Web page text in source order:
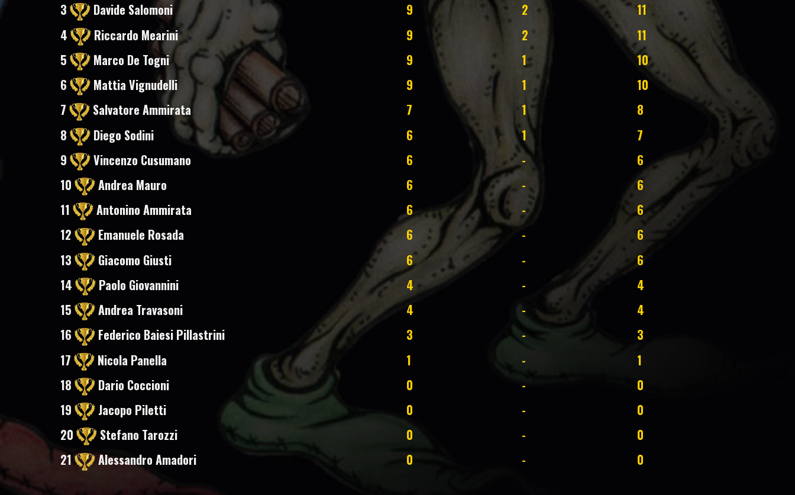
3
Davide Salomoni 9 2
11
4
Riccardo Mearini 9 2
11
5
Marco De Togni 9 1
10
6
Mattia Vignudelli 9 1
10
7
Salvatore Ammirata 7 1
8
8
Diego Sodini 6 1
7
9
Vincenzo Cusumano 6 -
6
10
Andrea Mauro 6 -
6
11
Antonino Ammirata 6 -
6
12
Emanuele Rosada 6 -
6
13
Giacomo Giusti 6 -
6
14
Paolo Giovannini 4 -
4
15
Andrea Travasoni 4 -
4
16
Federico Baiesi Pillastrini 3 -
3
17
Nicola Panella 1 -
1
18
Dario Coccioni 0 -
0
19
Jacopo Piletti 0 -
0
20
Stefano Tarozzi 0 -
0
21
Alessandro Amadori 0 - 0